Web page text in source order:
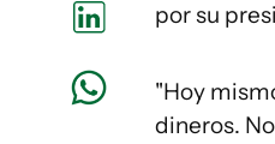
por su
"Hoy
dineros.